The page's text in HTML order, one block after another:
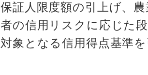
保証人限度額の引上げ、
者の信用リスクに応じた
対象となる信用得点基準